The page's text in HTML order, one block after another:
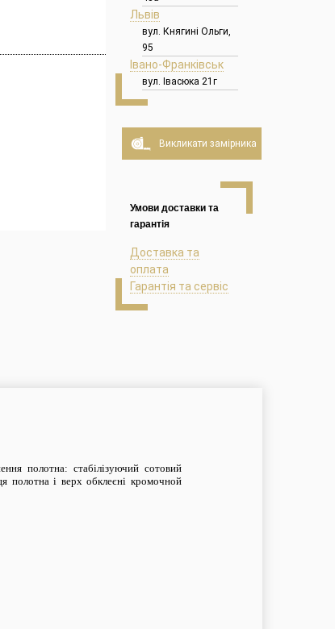
Львів
вул. Княгині Ольги,
95
Івано-Франківськ
вул. Івасюка 21г
Викликати замірника
Умови доставки та
гарантія
Доставка та
оплата
Гарантія та сервіс
полотна: стабілізуючий сотовий
полотна і верх обклеєні кромочной